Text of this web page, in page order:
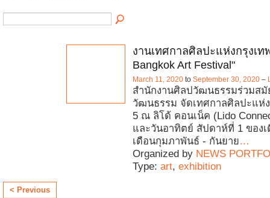
งานเทศกาลศิลปะแห่งกรุงเท
Bangkok Art Festival"
March 11, 2020 to September 30, 2020 –
สำนักงานศิลปวัฒนธรรมร่วมสมั
วัฒนธรรม จัดเทศกาลศิลปะแห่
5 ณ ลิโด้ คอนเน็ค (Lido
และวันอาทิตย์ สัปดาห์ที่ 1 ของ
เดือนกุมภาพันธ์ - กันยาย…
Organized by NEWS
Type: art, exhibition
< Previous